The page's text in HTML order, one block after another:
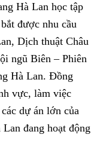
Hà Lan học tập
được nhu cầu
Dịch thuật Châu
ngũ Biên – Phiên
Hà Lan. Đồng
vực, làm việc
dự án lớn của
đang hoạt động